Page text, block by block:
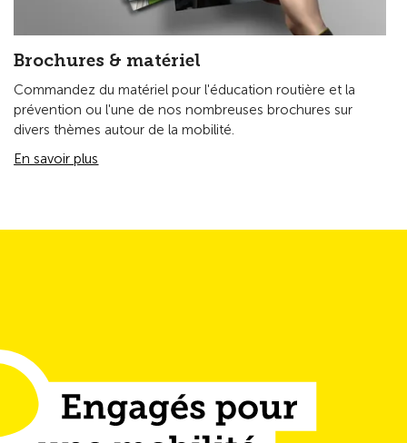
Brochures & matériel
Commandez du matériel pour l'éducation routière et la
prévention ou l'une de nos nombreuses brochures sur
divers thèmes autour de la mobilité.
En savoir plus